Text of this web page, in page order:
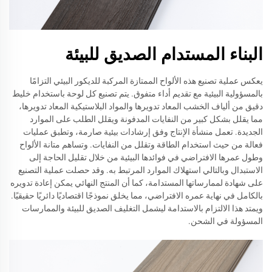
البناء المستدام الصديق للبيئة
يعكس عملية تصنيع هذه الألواح الممتازة المركبة للديكور البيئي التزامًا
بالمسؤولية البيئية مع تقديم أداء متفوق. يتم تصنيع كل لوحة باستخدام خليط
دقيق من ألياف الخشب المعاد تدويرها والمواد البلاستيكية المعاد تدويرها،
مما يقلل بشكل كبير من النفايات المدفونة ويقلل الطلب على الموارد
الجديدة. تعمل منشأة الإنتاج وفق إرشادات بيئية صارمة، وتطبق عمليات
فعالة من حيث استخدام الطاقة وتقلل من النفايات. وتساهم متانة الألواح
وطول عمرها الافتراضي في فوائدها البيئية من خلال تقليل الحاجة إلى
الاستبدال وبالتالي استهلاك الموارد المرتبط به. وقد حصلت عملية التصنيع
على شهادة لممارساتها المستدامة، كما أن المنتج النهائي يمكن إعادة تدويره
بالكامل في نهاية عمره الافتراضي، مما يخلق نموذجًا اقتصاديًا دائريًا حقيقيًا.
ويمتد هذا الالتزام بالاستدامة ليشمل التغليف الصديق للبيئة والممارسات
المسؤولة في الشحن.